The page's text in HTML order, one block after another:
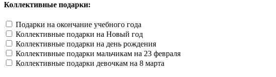
Коллективные подарки:
Подарки на окончание учебного года
Коллективные подарки на Новый год
Коллективные подарки на день рождения
Коллективные подарки мальчикам на 23 февраля
Коллективные подарки девочкам на 8 марта